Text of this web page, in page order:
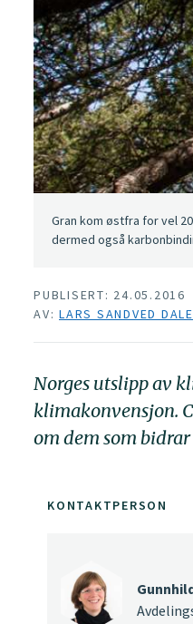
Gran kom østfra for vel
dermed også
PUBLISERT: 24.05.2016
AV: LARS SANDVED
Norges utslipp av
klimakonvensjon.
om dem som
KONTAKTPERSON